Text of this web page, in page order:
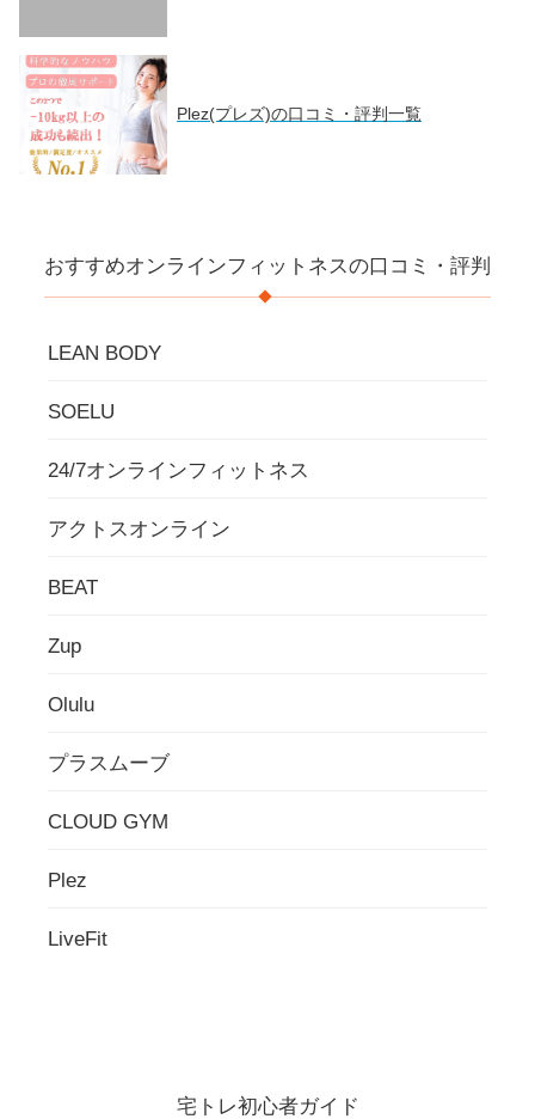
Plez(プレズ)の口コミ・評判一覧
おすすめオンラインフィットネスの口コミ・評判
LEAN BODY
SOELU
24/7オンラインフィットネス
アクトスオンライン
BEAT
Zup
Olulu
プラスムーブ
CLOUD GYM
Plez
LiveFit
宅トレ初心者ガイド